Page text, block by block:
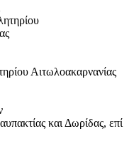
Αιτωλοακαρνανίας
και Δωρίδας, επί